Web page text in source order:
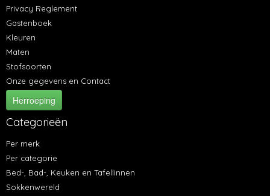
Privacy Reglement
Gastenboek
Kleuren
Maten
Stofsoorten
Onze gegevens en Contact
Herroeping
Categorieën
Per merk
Per categorie
Bed-, Bad-, Keuken en Tafellinnen
Sokkenwereld